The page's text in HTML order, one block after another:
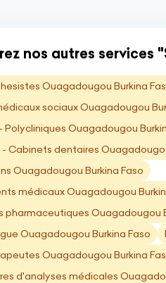
nos autres services
Ouagadougou Burkina
sociaux Ouagadougou
Polycliniques Ouagadougou
Cabinets dentaires
Ouagadougou Burkina Faso
médicaux Ouagadougou
pharmaceutiques Ouagadougou
Ouagadougou Burkina Faso
Ouagadougou Burkina
d'analyses médicales